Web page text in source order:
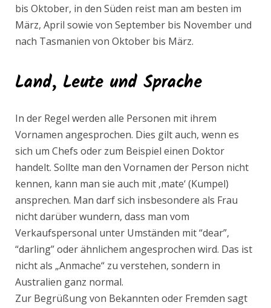
bis Oktober, in den Süden reist man am besten im
März, April sowie von September bis November und
nach Tasmanien von Oktober bis März.
Land, Leute und Sprache
In der Regel werden alle Personen mit ihrem
Vornamen angesprochen. Dies gilt auch, wenn es
sich um Chefs oder zum Beispiel einen Doktor
handelt. Sollte man den Vornamen der Person nicht
kennen, kann man sie auch mit ‚mate‘ (Kumpel)
ansprechen. Man darf sich insbesondere als Frau
nicht darüber wundern, dass man vom
Verkaufspersonal unter Umständen mit “dear”,
“darling” oder ähnlichem angesprochen wird. Das ist
nicht als „Anmache“ zu verstehen, sondern in
Australien ganz normal.
Zur Begrüßung von Bekannten oder Fremden sagt